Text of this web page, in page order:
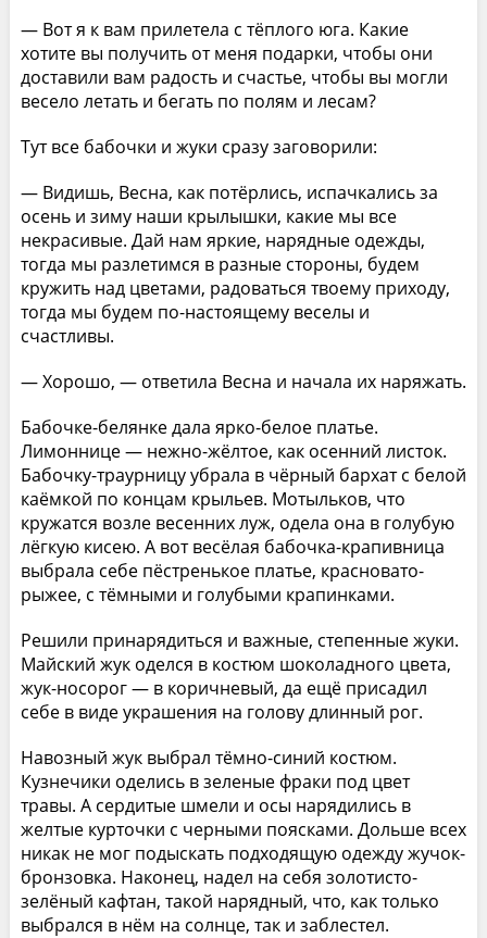
— Вот я к вам прилетела с тёплого юга. Какие
хотите вы получить от меня подарки, чтобы они
доставили вам радость и счастье, чтобы вы могли
весело летать и бегать по полям и лесам?
Тут все бабочки и жуки сразу заговорили:
— Видишь, Весна, как потёрлись, испачкались за
осень и зиму наши крылышки, какие мы все
некрасивые. Дай нам яркие, нарядные одежды,
тогда мы разлетимся в разные стороны, будем
кружить над цветами, радоваться твоему приходу,
тогда мы будем по-настоящему веселы и
счастливы.
— Хорошо, — ответила Весна и начала их наряжать.
Бабочке-белянке дала ярко-белое платье.
Лимоннице — нежно-жёлтое, как осенний листок.
Бабочку-траурницу убрала в чёрный бархат с белой
каёмкой по концам крыльев. Мотыльков, что
кружатся возле весенних луж, одела она в голубую
лёгкую кисею. А вот весёлая бабочка-крапивница
выбрала себе пёстренькое платье, красновато-
рыжее, с тёмными и голубыми крапинками.
Решили принарядиться и важные, степенные жуки.
Майский жук оделся в костюм шоколадного цвета,
жук-носорог — в коричневый, да ещё присадил
себе в виде украшения на голову длинный рог.
Навозный жук выбрал тёмно-синий костюм.
Кузнечики оделись в зеленые фраки под цвет
травы. А сердитые шмели и осы нарядились в
желтые курточки с черными поясками. Дольше всех
никак не мог подыскать подходящую одежду жучок-
бронзовка. Наконец, надел на себя золотисто-
зелёный кафтан, такой нарядный, что, как только
выбрался в нём на солнце, так и заблестел.